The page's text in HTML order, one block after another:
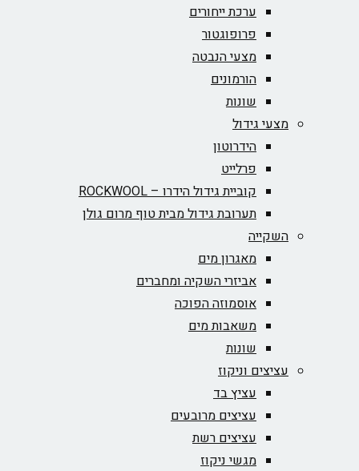
ערכת ייחורים
פרופוגטור
מצעי הנבטה
הורמונים
שונות
מצעי גידול
הידרוטון
פרלייט
קוביית גידול הידרו – ROCKWOOL‏
תערובת גידול מבית טוף מרום גולן
השקייה
מאגרון מים
אביזרי השקיה ומחברים
אוסמוזה הפוכה
משאבות מים
שונות
עציצים וניקוז
עציץ בד
עציצים מרובעים
עציצים רשת
מגשי ניקוז